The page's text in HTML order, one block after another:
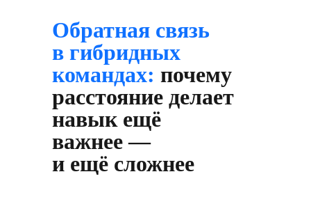
Обратная связь
в гибридных
командах: почему
расстояние делает
навык ещё
важнее —
и ещё сложнее